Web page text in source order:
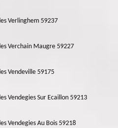
Verlinghem 59237
Verchain Maugre 59227
Vendeville 59175
Vendegies Sur Ecaillon 59213
Vendegies Au Bois 59218